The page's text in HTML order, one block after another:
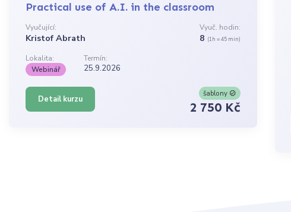
Practical use of A.I. in the classroom
Vyučující:
Kristof Abrath
Vyuč. hodin:
8 (1h = 45 min)
Lokalita:
Termín:
Webinář
25.9.2026
Detail kurzu
šablony
2 750 Kč